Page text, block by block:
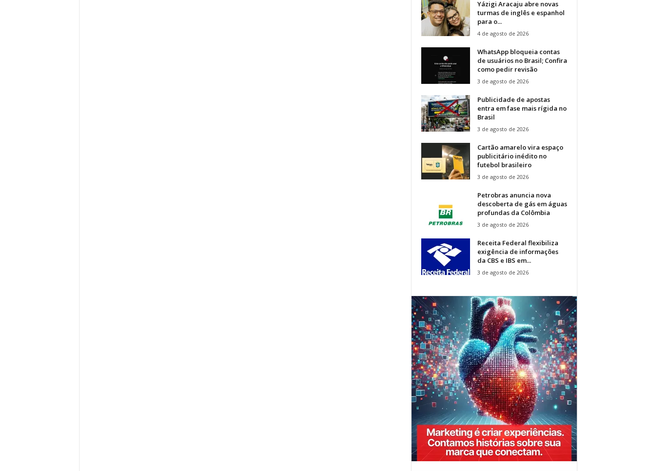
Yázigi Aracaju abre novas
turmas de inglês e espanhol
para o...
4 de agosto de 2026
WhatsApp bloqueia contas
de usuários no Brasil; Confira
como pedir revisão
3 de agosto de 2026
Publicidade de apostas
entra em fase mais rígida no
Brasil
3 de agosto de 2026
Cartão amarelo vira espaço
publicitário inédito no
futebol brasileiro
3 de agosto de 2026
Petrobras anuncia nova
descoberta de gás em águas
profundas da Colômbia
3 de agosto de 2026
Receita Federal flexibiliza
exigência de informações
da CBS e IBS em...
3 de agosto de 2026